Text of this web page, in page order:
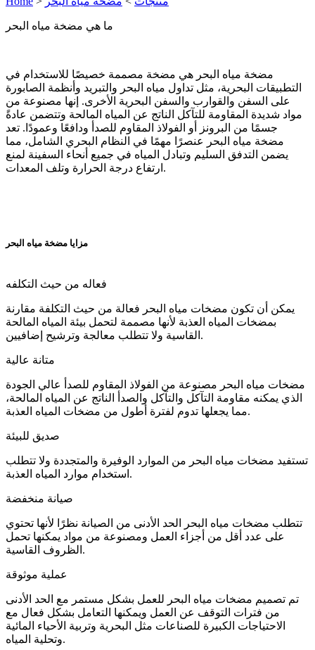
ما هي مضخة مياه البحر
مضخة مياه البحر هي مضخة مصممة خصيصًا للاستخدام في
التطبيقات البحرية، مثل تداول مياه البحر والتبريد وأنظمة الصابورة
على السفن والقوارب والسفن البحرية الأخرى. إنها مصنوعة من
مواد شديدة المقاومة للتآكل الناتج عن المياه المالحة وتتضمن عادةً
جسمًا من البرونز أو الفولاذ المقاوم للصدأ ودافعًا وعمودًا. تعد
مضخة مياه البحر عنصرًا مهمًا في النظام البحري الشامل، مما
يضمن التدفق السليم وتبادل المياه في جميع أنحاء السفينة لمنع
ارتفاع درجة الحرارة وتلف المعدات.
مزايا مضخة مياه البحر
فعاله من حيث التكلفه
يمكن أن تكون مضخات مياه البحر فعالة من حيث التكلفة مقارنة
بمضخات المياه العذبة لأنها مصممة لتحمل بيئة المياه المالحة
القاسية ولا تتطلب معالجة وترشيح إضافيين.
متانة عالية
مضخات مياه البحر مصنوعة من الفولاذ المقاوم للصدأ عالي الجودة
الذي يمكنه مقاومة التآكل والتآكل والصدأ الناتج عن المياه المالحة،
مما يجعلها تدوم لفترة أطول من مضخات المياه العذبة.
صديق للبيئة
تستفيد مضخات مياه البحر من الموارد الوفيرة والمتجددة ولا تتطلب
استخدام موارد المياه العذبة.
صيانة منخفضة
تتطلب مضخات مياه البحر الحد الأدنى من الصيانة نظرًا لأنها تحتوي
على عدد أقل من أجزاء العمل ومصنوعة من مواد يمكنها تحمل
الظروف القاسية.
عملية موثوقة
تم تصميم مضخات مياه البحر للعمل بشكل مستمر مع الحد الأدنى
من فترات التوقف عن العمل ويمكنها التعامل بشكل فعال مع
الاحتياجات الكبيرة للصناعات مثل البحرية وتربية الأحياء المائية
وتحلية المياه.